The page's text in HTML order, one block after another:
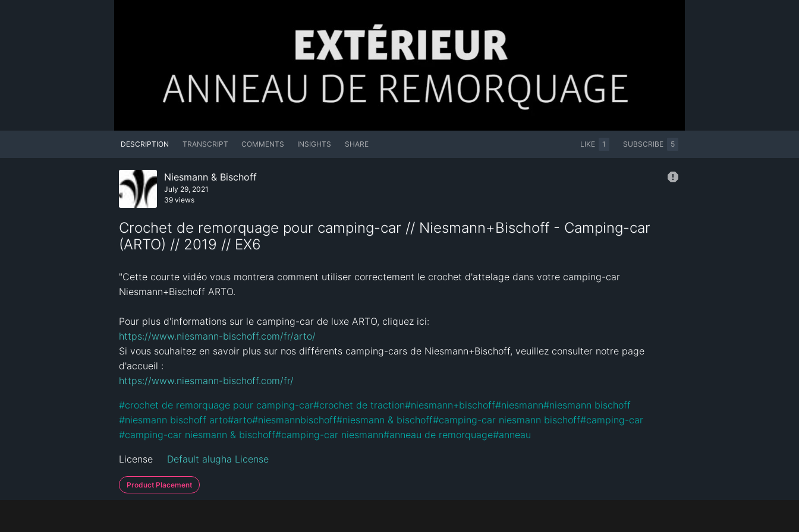
DESCRIPTION TRANSCRIPT COMMENTS INSIGHTS SHARE LIKE 1 SUBSCRIBE 5
Niesmann & Bischoff
July 29, 2021
39 views
Crochet de remorquage pour camping-car // Niesmann+Bischoff - Camping-car
(ARTO) // 2019 // EX6
"Cette courte vidéo vous montrera comment utiliser correctement le crochet d'attelage dans votre camping-car
Niesmann+Bischoff ARTO.
https://www.niesmann-bischoff.com/fr/arto/
Si vous souhaitez en savoir plus sur nos différents camping-cars de Niesmann+Bischoff, veuillez consulter notre page
https://www.niesmann-bischoff.com/fr/
#crochet de remorquage pour camping-car#crochet de traction#niesmann+bischoff#niesmann#niesmann bischoff
#niesmann bischoff arto#arto#niesmannbischoff#niesmann & bischoff#camping-car niesmann bischoff#camping-car
#camping-car niesmann & bischoff#camping-car niesmann#anneau de remorquage#anneau
License Default alugha License
Product Placement